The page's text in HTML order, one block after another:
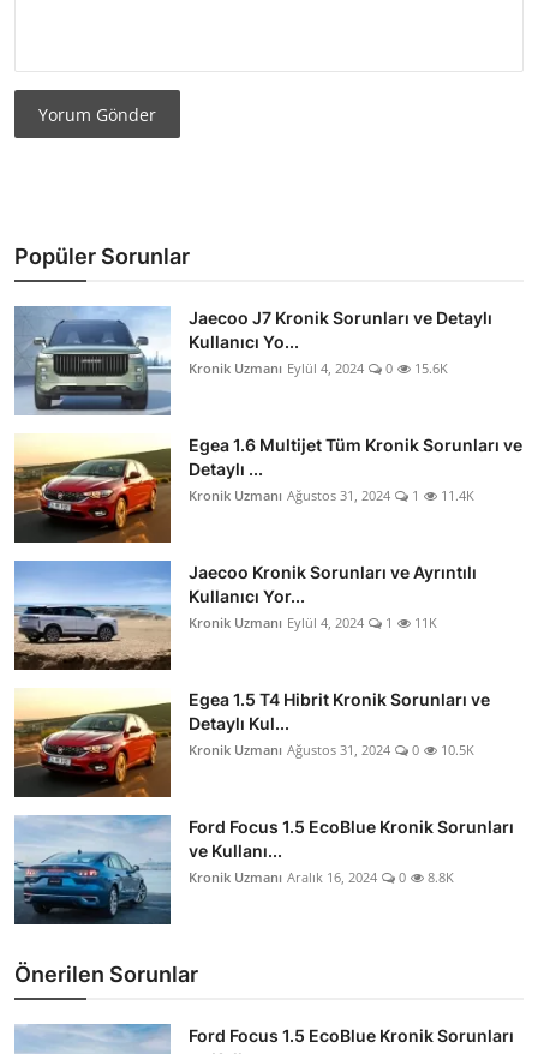
Yorum Gönder
Popüler Sorunlar
Jaecoo J7 Kronik Sorunları ve Detaylı
Kullanıcı Yo...
Kronik Uzmanı Eylül 4, 2024 0 15.6K
Egea 1.6 Multijet Tüm Kronik Sorunları ve
Detaylı ...
Kronik Uzmanı Ağustos 31, 2024 1 11.4K
Jaecoo Kronik Sorunları ve Ayrıntılı
Kullanıcı Yor...
Kronik Uzmanı Eylül 4, 2024 1 11K
Egea 1.5 T4 Hibrit Kronik Sorunları ve
Detaylı Kul...
Kronik Uzmanı Ağustos 31, 2024 0 10.5K
Ford Focus 1.5 EcoBlue Kronik Sorunları
ve Kullanı...
Kronik Uzmanı Aralık 16, 2024 0 8.8K
Önerilen Sorunlar
Ford Focus 1.5 EcoBlue Kronik Sorunları